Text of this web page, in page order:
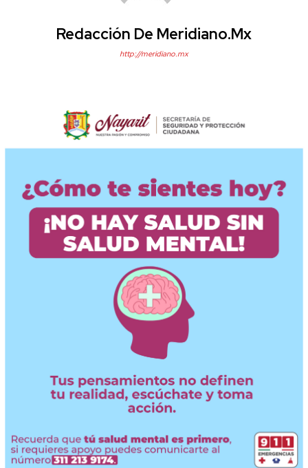
Redacción De Meridiano.mx
http://meridiano.mx